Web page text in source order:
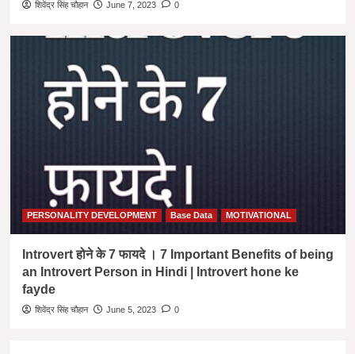
शिवेंद्र सिंह चौहान June 7, 2023 0
PERSONALITY DEVELOPMENT Base Data MOTIVATIONAL
Introvert होने के 7 फायदे । 7 Important Benefits of being
an Introvert Person in Hindi | Introvert hone ke
fayde
शिवेंद्र सिंह चौहान June 5, 2023 0